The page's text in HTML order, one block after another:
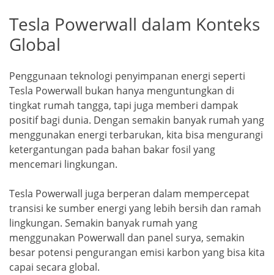
Tesla Powerwall dalam Konteks
Global
Penggunaan teknologi penyimpanan energi seperti
Tesla Powerwall bukan hanya menguntungkan di
tingkat rumah tangga, tapi juga memberi dampak
positif bagi dunia. Dengan semakin banyak rumah yang
menggunakan energi terbarukan, kita bisa mengurangi
ketergantungan pada bahan bakar fosil yang
mencemari lingkungan.
Tesla Powerwall juga berperan dalam mempercepat
transisi ke sumber energi yang lebih bersih dan ramah
lingkungan. Semakin banyak rumah yang
menggunakan Powerwall dan panel surya, semakin
besar potensi pengurangan emisi karbon yang bisa kita
capai secara global.